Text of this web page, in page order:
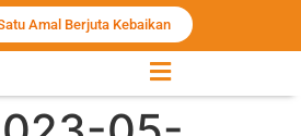
Amal Berjuta Kebaikan